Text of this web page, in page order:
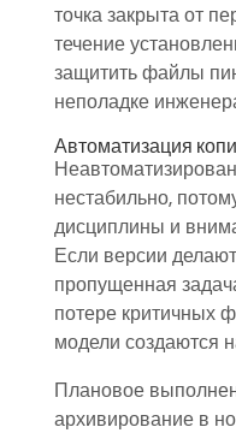
точка закрыта от
течение
защитить файлы
неполадке
Автоматизация
нестабильно,
дисциплины и
Если версии
пропущенная
потере критичных
модели создаются
Плановое
архивирование в